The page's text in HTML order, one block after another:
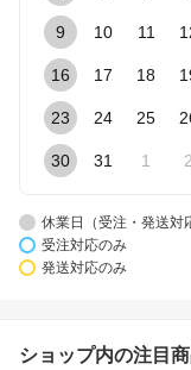
9 10 11
16 17 18
23 24 25
30 31 1 2
休業日（受注・発送対
受注対応のみ
発送対応のみ
ショップ内の注目